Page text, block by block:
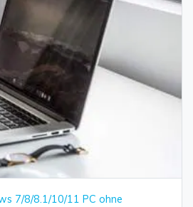
7/8/8.1/10/11 PC ohne